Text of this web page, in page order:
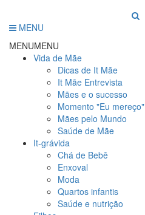
MENU
MENUMENU
Vida de Mãe
Dicas de It Mãe
It Mãe Entrevista
Mães e o sucesso
Momento "Eu mereço"
Mães pelo Mundo
Saúde de Mãe
It-grávida
Chá de Bebê
Enxoval
Moda
Quartos infantis
Saúde e nutrição